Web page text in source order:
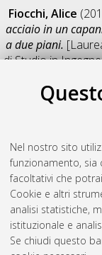
Nel nostro sito
funzionamento,
facoltativi che
Cookie e altri
analisi statistiche,
istituzionale e
Se chiudi questo
Fiocchi, Alice
acciaio in un
a due piani.
di Studio in
Il full-text non è